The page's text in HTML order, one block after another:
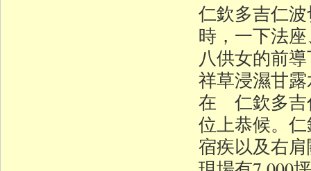
仁欽多吉仁
時，一下法
八供女的前
祥草浸濕甘
在 仁欽多吉
位上恭候。
宿疾以及右